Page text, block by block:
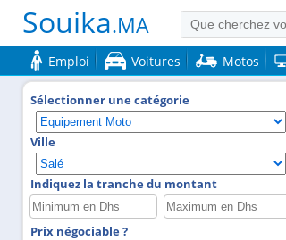
Souika.MA
Emploi Voitures Motos
Sélectionner une catégorie
Ville
Indiquez la tranche du montant
Prix négociable ?